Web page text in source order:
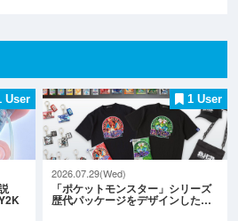
User 1 User
2026.07.29(Wed)
「ポケットモンスター」シリーズ
歴代パッケージをデザインした…